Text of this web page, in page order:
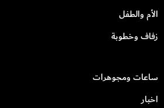
الأم والطفل
زفاف وخطوبة
ساعات ومجوهرات
اخبار